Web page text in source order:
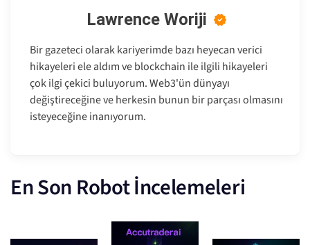
Lawrence Woriji
Bir gazeteci olarak kariyerimde bazı heyecan verici
hikayeleri ele aldım ve blockchain ile ilgili hikayeleri
çok ilgi çekici buluyorum. Web3'ün dünyayı
değiştireceğine ve herkesin bunun bir parçası olmasını
isteyeceğine inanıyorum.
En Son Robot İncelemeleri